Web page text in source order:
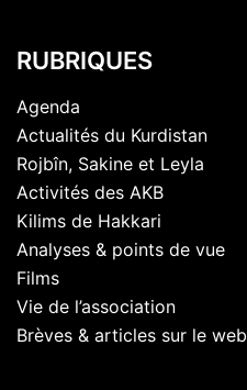
RUBRIQUES
Agenda
Actualités du Kurdistan
Rojbîn, Sakine et Leyla
Activités des AKB
Kilims de Hakkari
Analyses & points de vue
Films
Vie de l’association
Brèves & articles sur le web